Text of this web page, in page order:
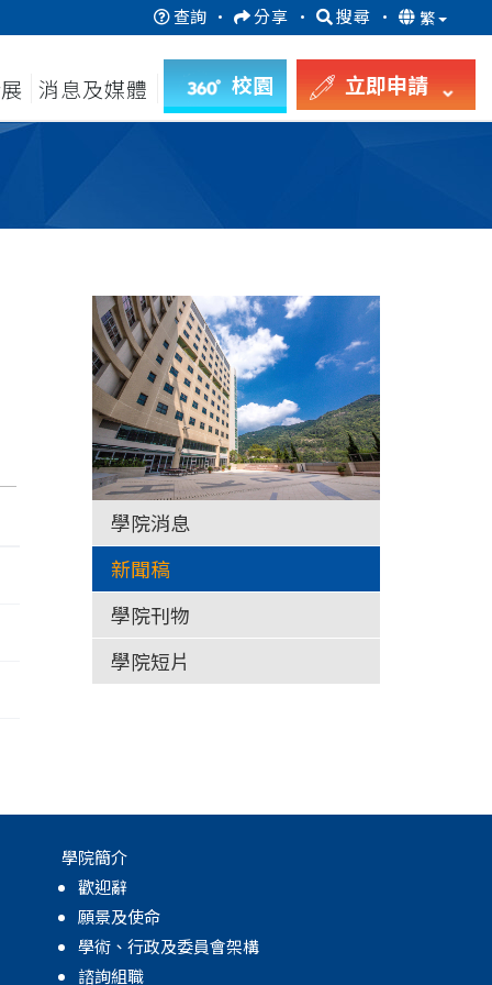
查詢 · 分享 · 搜尋 · 繁
消息及媒體 校園 立即申請
學院消息
新聞稿
學院刊物
學院短片
學院簡介
歡迎辭
願景及使命
學術、行政及委員會架構
諮詢組職